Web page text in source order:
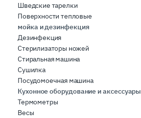
Шведские тарелки
Поверхности тепловые
мойка и дезинфекция
Дезинфекция
Стерилизаторы ножей
Стиральная машина
Сушилка
Посудомоечная машина
Кухонное оборудование и аксессуары
Термометры
Весы